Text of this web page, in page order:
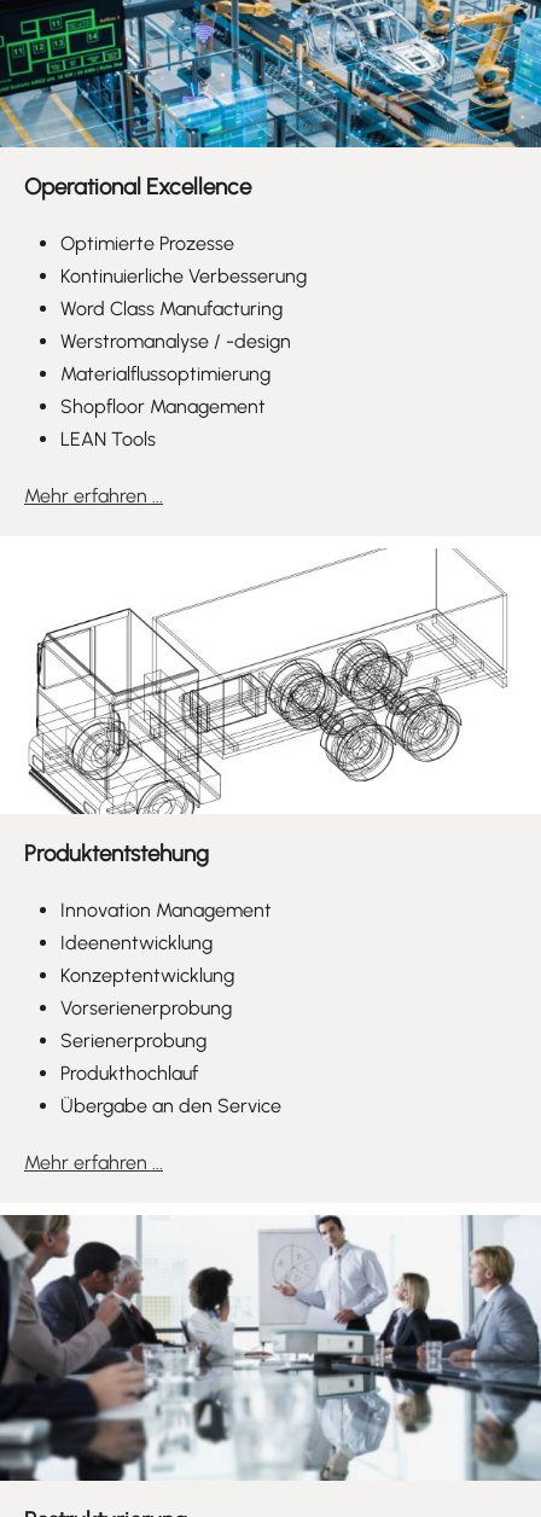
Operational Excellence
Optimierte Prozesse
Kontinuierliche Verbesserung
Word Class Manufacturing
Werstromanalyse / -design
Materialflussoptimierung
Shopfloor Management
LEAN Tools
Mehr erfahren ...
Produktentstehung
Innovation Management
Ideenentwicklung
Konzeptentwicklung
Vorserienerprobung
Serienerprobung
Produkthochlauf
Übergabe an den Service
Mehr erfahren ...